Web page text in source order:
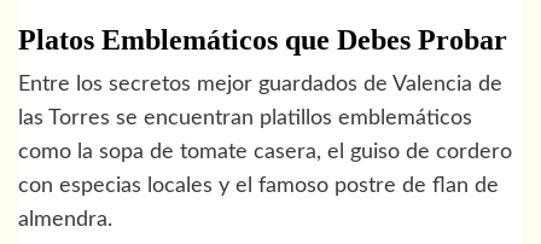
Platos Emblemáticos que Debes Probar
Entre los secretos mejor guardados de Valencia de
las Torres se encuentran platillos emblemáticos
como la sopa de tomate casera, el guiso de cordero
con especias locales y el famoso postre de flan de
almendra.